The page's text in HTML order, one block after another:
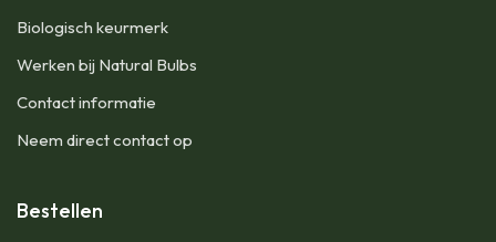
Biologisch keurmerk
Werken bij Natural Bulbs
Contact informatie
Neem direct contact op
Bestellen